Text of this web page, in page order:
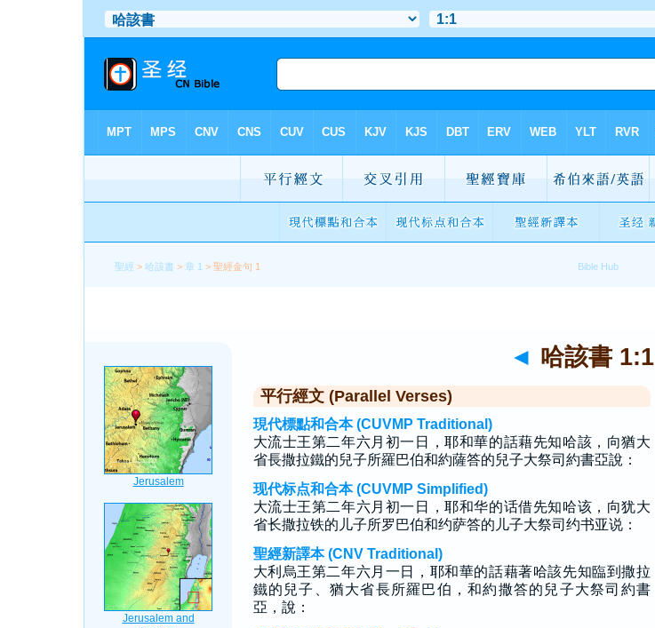
聖經 > 哈該書 > 章 1 > 聖經金句 1
◄ 哈該書 1:1
平行經文 (Parallel Verses)
現代標點和合本 (CUVMP Traditional)
大流士王第二年六月初一日，耶和華的話藉先知哈該，向猶大
省長撒拉鐵的兒子所羅巴伯和約薩答的兒子大祭司約書亞說：
现代标点和合本 (CUVMP Simplified)
大流士王第二年六月初一日，耶和华的话借先知哈该，向犹大
省长撒拉铁的儿子所罗巴伯和约萨答的儿子大祭司约书亚说：
聖經新譯本 (CNV Traditional)
大利烏王第二年六月一日，耶和華的話藉著哈該先知臨到撒拉
鐵的兒子、猶大省長所羅巴伯，和約撒答的兒子大祭司約書
亞，說：